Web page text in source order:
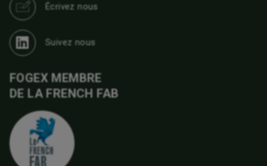
Écrivez nous
Suivez nous
FOGEX MEMBRE
DE LA FRENCH FAB